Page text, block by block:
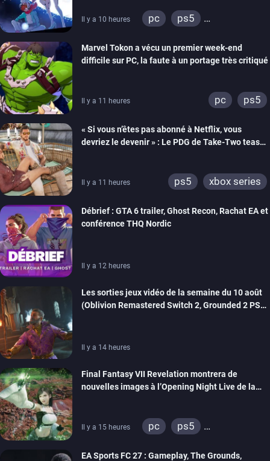
Il y a 10 heures pc
ps5
switch 2
Marvel Tokon a vécu un premier week-end
difficile sur PC, la faute à un portage très critiqué
Il y a 11 heures pc ps5
« Si vous n’êtes pas abonné à Netflix, vous
devriez le devenir » : Le PDG de Take-Two tease
Il y a 11 heures ps5 xbox series
Débrief : GTA 6 trailer, Ghost Recon, Rachat EA et
conférence THQ Nordic
Il y a 12 heures
Les sorties jeux vidéo de la semaine du 10 août
(Oblivion Remastered Switch 2, Grounded 2 PS5,
Il y a 14 heures
Final Fantasy VII Revelation montrera de
nouvelles images à l’Opening Night Live de la
Il y a 15 heures pc
ps5
EA Sports FC 27 : Gameplay, The Grounds,